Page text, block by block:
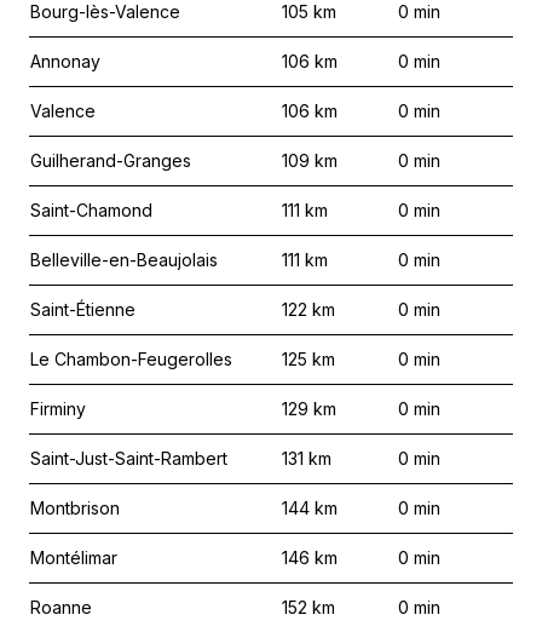
Bourg-lès-Valence 105 km 0 min
Annonay 106 km 0 min
Valence 106 km 0 min
Guilherand-Granges 109 km 0 min
Saint-Chamond 111 km 0 min
Belleville-en-Beaujolais 111 km 0 min
Saint-Étienne 122 km 0 min
Le Chambon-Feugerolles 125 km 0 min
Firminy 129 km 0 min
Saint-Just-Saint-Rambert 131 km 0 min
Montbrison 144 km 0 min
Montélimar 146 km 0 min
Roanne 152 km 0 min